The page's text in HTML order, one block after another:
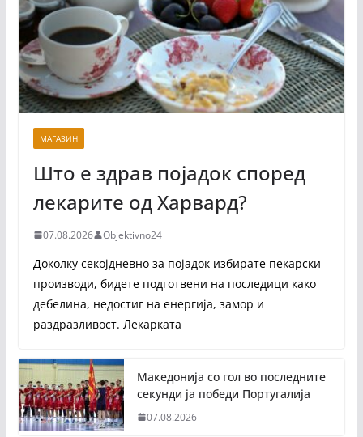
МАГАЗИН
Што е здрав појадок според
лекарите од Харвард?
07.08.2026 Objektivno24
Доколку секојдневно за појадок избирате пекарски
производи, бидете подготвени на последици како
дебелина, недостиг на енергија, замор и
раздразливост. Лекарката
Македонија со гол во последните
секунди ја победи Португалија
07.08.2026